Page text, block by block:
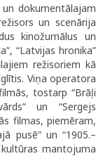
dokumentālajam
un scenārija
kinožurnālus un
“Latvijas hronika”
režisoriem kā
Viņa operatora
tostarp “Brāļi
un “Sergejs
filmas, piemēram,
pusē” un “1905.–
mantojuma